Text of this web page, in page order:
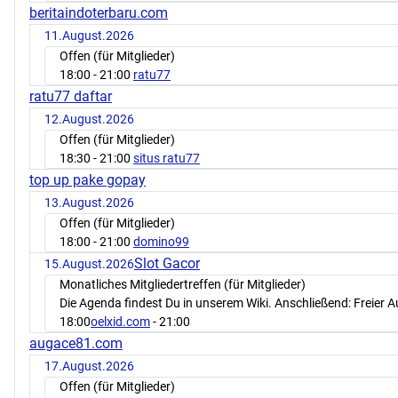
beritaindoterbaru.com
11.August.2026
Offen (für Mitglieder)
18:00 - 21:00 ratu77
ratu77 daftar
12.August.2026
Offen (für Mitglieder)
18:30 - 21:00 situs ratu77
top up pake gopay
13.August.2026
Offen (für Mitglieder)
18:00 - 21:00 domino99
15.August.2026Slot Gacor
Monatliches Mitgliedertreffen (für Mitglieder)
Die Agenda findest Du in unserem Wiki. Anschließend: Freier
18:00oelxid.com- 21:00
augace81.com
17.August.2026
Offen (für Mitglieder)